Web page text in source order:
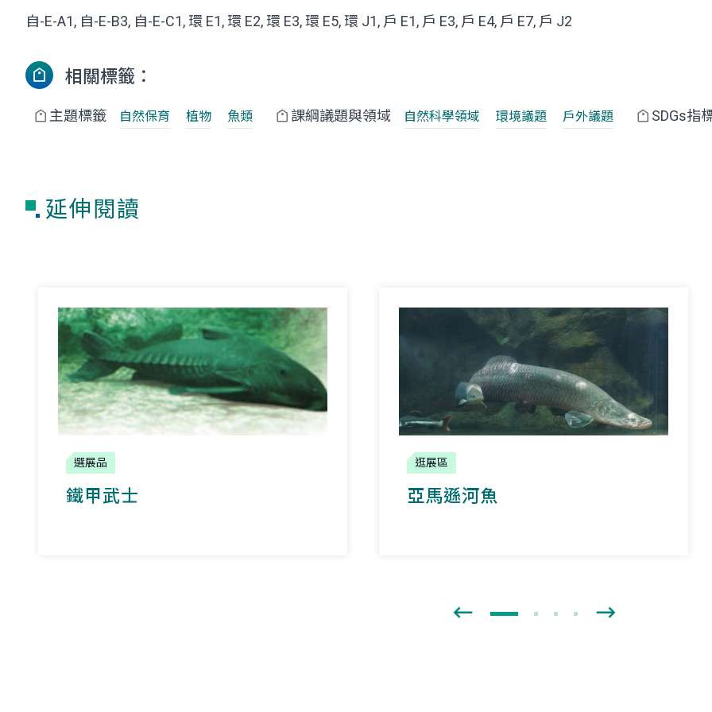
自-E-A1, 自-E-B3, 自-E-C1, 環 E1, 環 E2, 環 E3, 環 E5, 環 J1, 戶 E1, 戶 E3, 戶 E4, 戶 E7, 戶 J2
相關標籤：
主題標籤 自然保育 植物 魚類 課綱議題與領域 自然科學領域 環境議題 戶外議題 SDGs指
延伸閱讀
選展品
鐵甲武士
逛展區
亞馬遜河魚